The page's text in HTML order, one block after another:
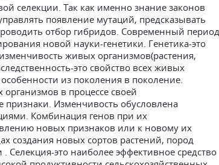
селекции. Так как именно знание законов
появление мутаций, предсказывать
отбор гибридов. Современный период
новой науки-генетики. Генетика-это
живых организмов(растения,
это свойство всех живых
из поколения в поколение.
в процессе своей
признаки. Изменчивость обусловлена
Комбинация генов при их
новых признаков или к новому их
создания новых сортов растений, пород
это наиболее эффективное средство